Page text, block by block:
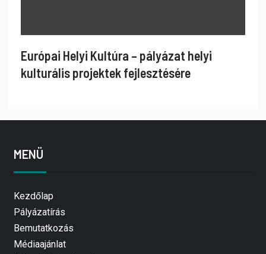
Európai Helyi Kultúra – pályázat helyi
kulturális projektek fejlesztésére
MENÜ
Kezdőlap
Pályázatírás
Bemutatkozás
Médiaajánlat